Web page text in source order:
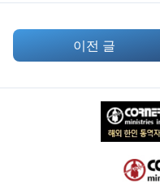
이전 글